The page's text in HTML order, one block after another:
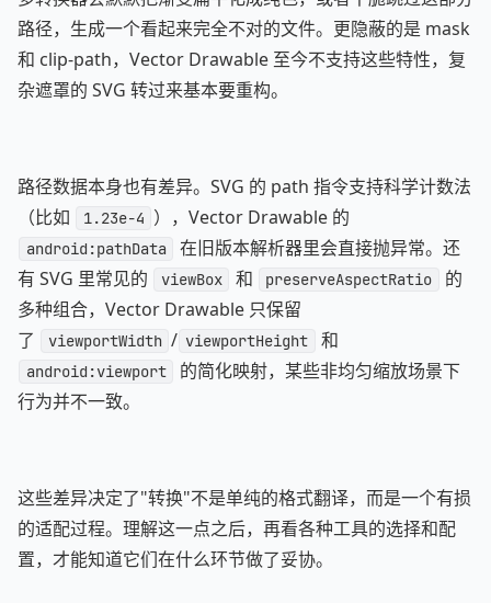
路径，生成一个看起来完全不对的文件。更隐蔽的是 mask
和 clip-path，Vector Drawable 至今不支持这些特性，复
杂遮罩的 SVG 转过来基本要重构。
路径数据本身也有差异。SVG 的 path 指令支持科学计数法
（比如
1.23e-4 ），Vector Drawable 的
android:pathData
在旧版本解析器里会直接抛异常。还
有 SVG 里常见的
viewBox 和 preserveAspectRatio
的
多种组合，Vector Drawable 只保留
了
viewportWidth / viewportHeight 和
android:viewport
的简化映射，某些非均匀缩放场景下
行为并不一致。
这些差异决定了"转换"不是单纯的格式翻译，而是一个有损
的适配过程。理解这一点之后，再看各种工具的选择和配
置，才能知道它们在什么环节做了妥协。